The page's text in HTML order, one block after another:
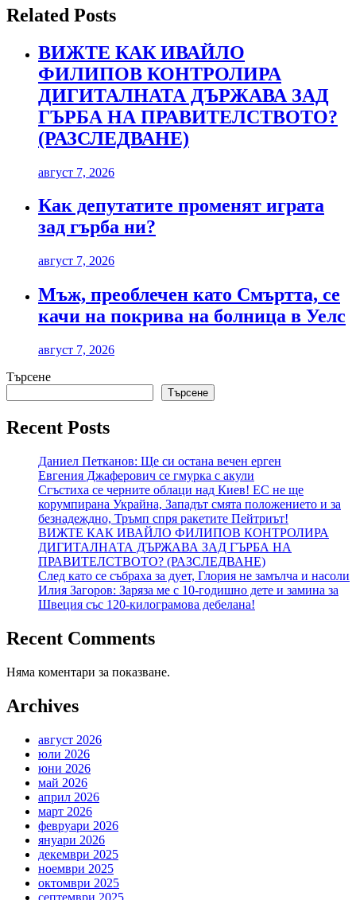
Related Posts
ВИЖТЕ КАК ИВАЙЛО
ФИЛИПОВ КОНТРОЛИРА
ДИГИТАЛНАТА ДЪРЖАВА ЗАД
ГЪРБА НА ПРАВИТЕЛСТВОТО?
(РАЗСЛЕДВАНЕ)
август 7, 2026
Как депутатите променят играта
зад гърба ни?
август 7, 2026
Мъж, преоблечен като Смъртта, се
качи на покрива на болница в Уелс
август 7, 2026
Търсене
Търсене
Recent Posts
Даниел Петканов: Ще си остана вечен ерген
Евгения Джаферович се гмурка с акули
Сгъстиха се черните облаци над Киев! ЕС не ще
корумпирана Украйна, Западът смята положението и за
безнадеждно, Тръмп спря ракетите Пейтриът!
ВИЖТЕ КАК ИВАЙЛО ФИЛИПОВ КОНТРОЛИРА
ДИГИТАЛНАТА ДЪРЖАВА ЗАД ГЪРБА НА
ПРАВИТЕЛСТВОТО? (РАЗСЛЕДВАНЕ)
След като се събраха за дует, Глория не замълча и насоли
Илия Загоров: Заряза ме с 10-годишно дете и замина за
Швеция със 120-килограмова дебелана!
Recent Comments
Няма коментари за показване.
Archives
август 2026
юли 2026
юни 2026
май 2026
април 2026
март 2026
февруари 2026
януари 2026
декември 2025
ноември 2025
октомври 2025
септември 2025